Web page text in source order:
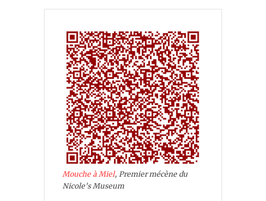
Mouche à Miel, Premier mécène du
Nicole's Museum